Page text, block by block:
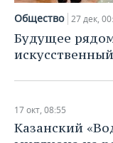
Общество 27 дек,
Будущее
17 окт, 08:55
Казанский